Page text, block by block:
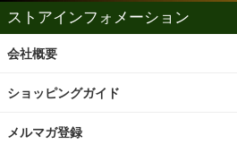
ストアインフォメーション
会社概要
ショッピングガイド
メルマガ登録